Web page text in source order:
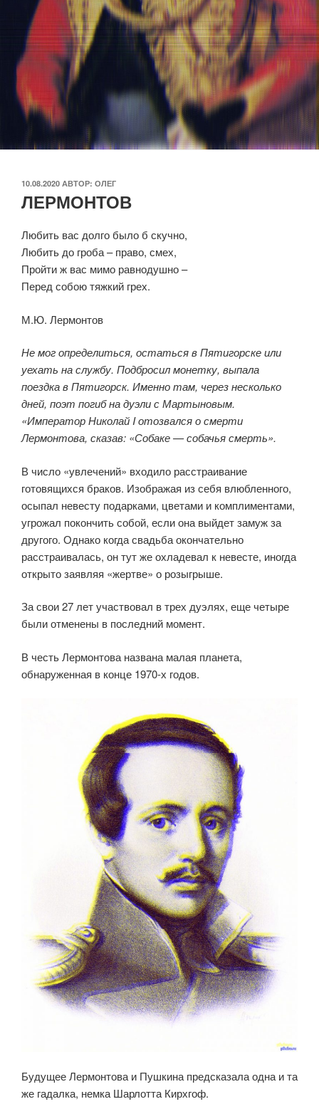
ОПУБЛИКОВАНО
10.08.2020 АВТОР: ОЛЕГ
ЛЕРМОНТОВ
Любить вас долго было б скучно,
Любить до гроба – право, смех,
Пройти ж вас мимо равнодушно –
Перед собою тяжкий грех.
М.Ю. Лермонтов
Не мог определиться, остаться в Пятигорске или
уехать на службу. Подбросил монетку, выпала
поездка в Пятигорск. Именно там, через несколько
дней, поэт погиб на дуэли с Мартыновым.
«Император Николай I отозвался о смерти
Лермонтова, сказав: «Собаке — собачья смерть».
В число «увлечений» входило расстраивание
готовящихся браков. Изображая из себя влюбленного,
осыпал невесту подарками, цветами и комплиментами,
угрожал покончить собой, если она выйдет замуж за
другого. Однако когда свадьба окончательно
расстраивалась, он тут же охладевал к невесте, иногда
открыто заявляя «жертве» о розыгрыше.
За свои 27 лет участвовал в трех дуэлях, еще четыре
были отменены в последний момент.
В честь Лермонтова названа малая планета,
обнаруженная в конце 1970-х годов.
Будущее Лермонтова и Пушкина предсказала одна и та
же гадалка, немка Шарлотта Кирхгоф.